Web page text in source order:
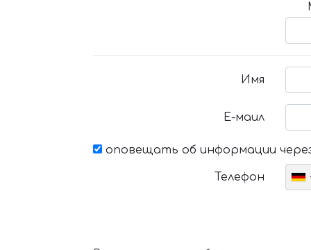
Имя
Е-маил
оповещать об информации
Телефон